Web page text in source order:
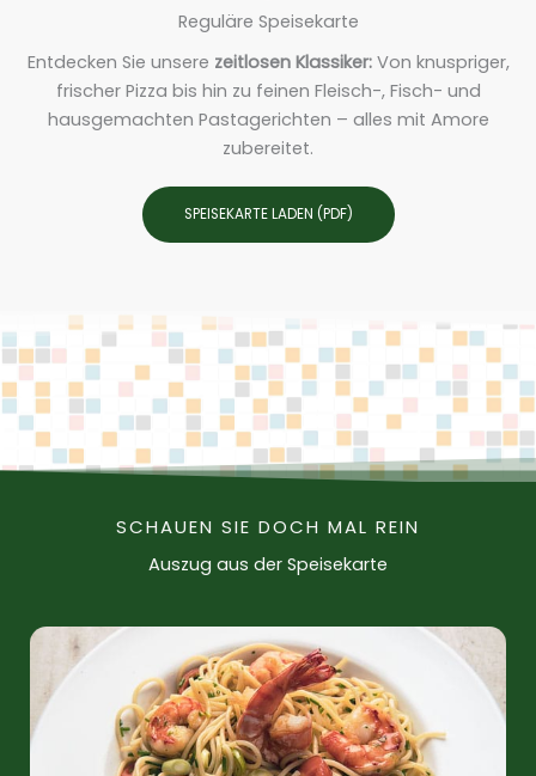
Reguläre Speisekarte
Entdecken Sie unsere zeitlosen Klassiker: Von knuspriger,
frischer Pizza bis hin zu feinen Fleisch-, Fisch- und
hausgemachten Pastagerichten – alles mit Amore
zubereitet.
SPEISEKARTE LADEN (PDF)
SCHAUEN SIE DOCH MAL REIN
Auszug aus der Speisekarte